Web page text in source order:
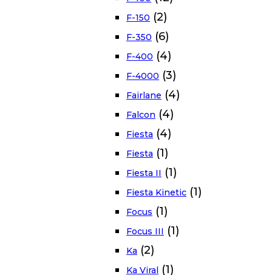
F-150 (2)
F-350 (6)
F-400 (4)
F-4000 (3)
Fairlane (4)
Falcon (4)
Fiesta (4)
Fiesta (1)
Fiesta II (1)
Fiesta Kinetic (1)
Focus (1)
Focus III (1)
Ka (2)
Ka Viral (1)